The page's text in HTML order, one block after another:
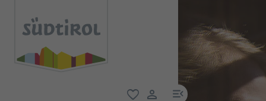
odkaz na menu